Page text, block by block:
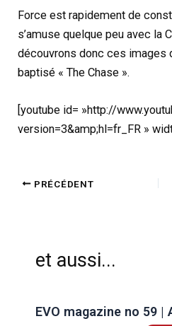
Force est rapidement de
s’amuse quelque peu avec la
découvrons donc ces images
baptisé « The Chase ».
[youtube id= »http://
version=3&amp;hl=fr_FR »
PRÉCÉDENT
et aussi...
EVO magazine no 59 |